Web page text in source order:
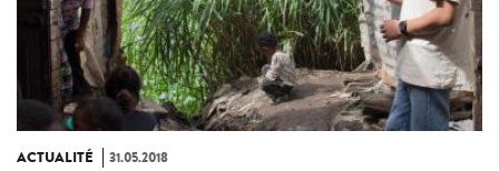
ACTUALITÉ 31.05.2018